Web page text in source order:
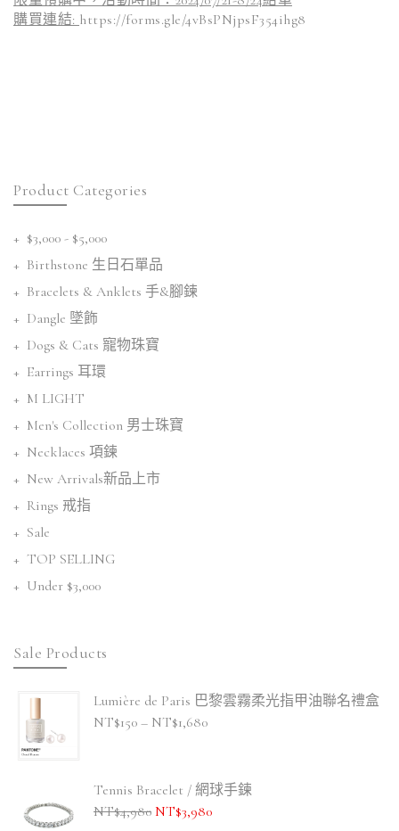
購買連結: https://forms.gle/4vBsPNjpsF354ihg8
Product Categories
$3,000 - $5,000
Birthstone 生日石單品
Bracelets & Anklets 手&腳鍊
Dangle 墜飾
Dogs & Cats 寵物珠寶
Earrings 耳環
M LIGHT
Men's Collection 男士珠寶
Necklaces 項鍊
New Arrivals新品上市
Rings 戒指
Sale
TOP SELLING
Under $3,000
Sale Products
Lumière de Paris 巴黎雲霧柔光指甲油聯名禮盒
NT$150 – NT$1,680
Tennis Bracelet / 網球手鍊
NT$4,980 NT$3,980